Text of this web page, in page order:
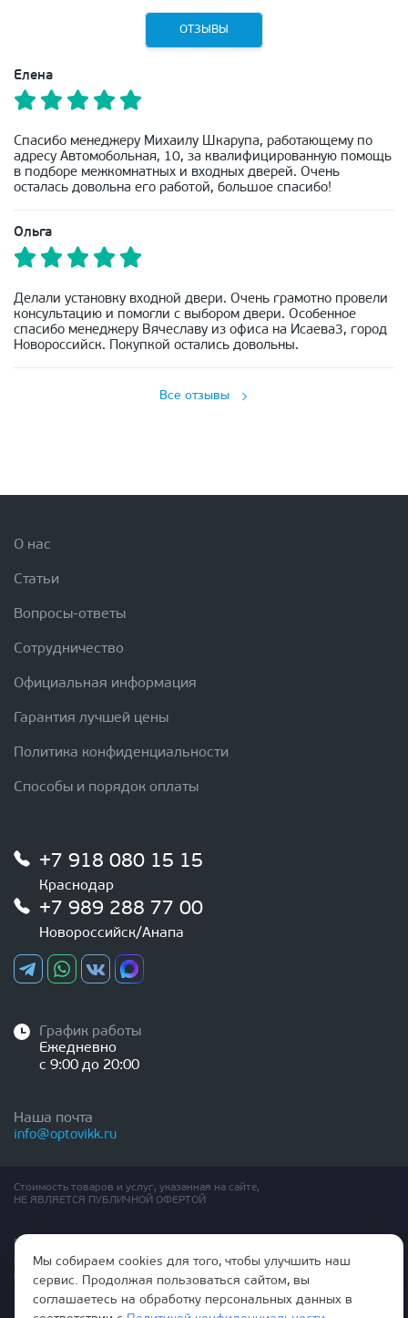
ОТЗЫВЫ
Елена
Спасибо менеджеру Михаилу Шкарупа, работающему по
адресу Автомобольная, 10, за квалифицированную помощь
в подборе межкомнатных и входных дверей. Очень
осталась довольна его работой, большое спасибо!
Ольга
Делали установку входной двери. Очень грамотно провели
консультацию и помогли с выбором двери. Особенное
спасибо менеджеру Вячеславу из офиса на Исаева3, город
Новороссийск. Покупкой остались довольны.
Все отзывы
О нас
Статьи
Вопросы-ответы
Сотрудничество
Официальная информация
Гарантия лучшей цены
Политика конфиденциальности
Способы и порядок оплаты
+7 918 080 15 15
Краснодар
+7 989 288 77 00
Новороссийск/Анапа
График работы
Ежедневно
с 9:00 до 20:00
Наша почта
info@optovikk.ru
Стоимость товаров и услуг, указанная на сайте,
НЕ ЯВЛЯЕТСЯ ПУБЛИЧНОЙ ОФЕРТОЙ
Правила эксплутации входных и межкомнатных дверей
Политика обработки персональных данных
Согласие на обработку персональных данных
Мы собираем cookies для того, чтобы улучшить наш
сервис. Продолжая пользоваться сайтом, вы
соглашаетесь на обработку персональных данных в